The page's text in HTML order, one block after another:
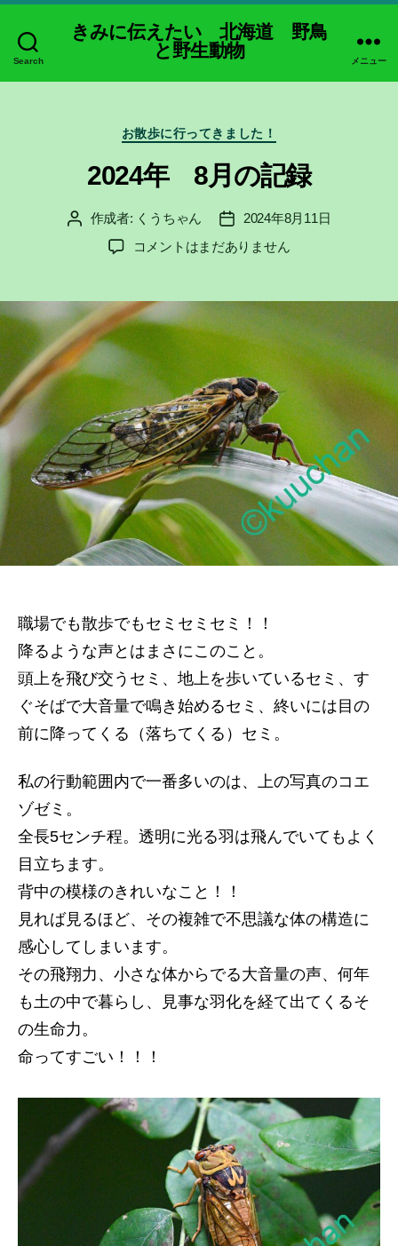
Search
きみに伝えたい 北海道 野鳥
と野生動物
メニュー
カ
テ
ゴ
リ
お散歩に行ってきました！
2024年 8月の記録
投 作成者: くうちゃん
投
稿
日
2024年8月11日
2024
月
の
へ
の
コメントはまだありません
職場でも散歩でもセミセミセミ！！
降るような声とはまさにこのこと。
頭上を飛び交うセミ、地上を歩いているセミ、す
ぐそばで大音量で鳴き始めるセミ、終いには目の
前に降ってくる（落ちてくる）セミ。
私の行動範囲内で一番多いのは、上の写真のコエ
ゾゼミ。
全長5センチ程。透明に光る羽は飛んでいてもよく
目立ちます。
背中の模様のきれいなこと！！
見れば見るほど、その複雑で不思議な体の構造に
感心してしまいます。
その飛翔力、小さな体からでる大音量の声、何年
も土の中で暮らし、見事な羽化を経て出てくるそ
の生命力。
命ってすごい！！！